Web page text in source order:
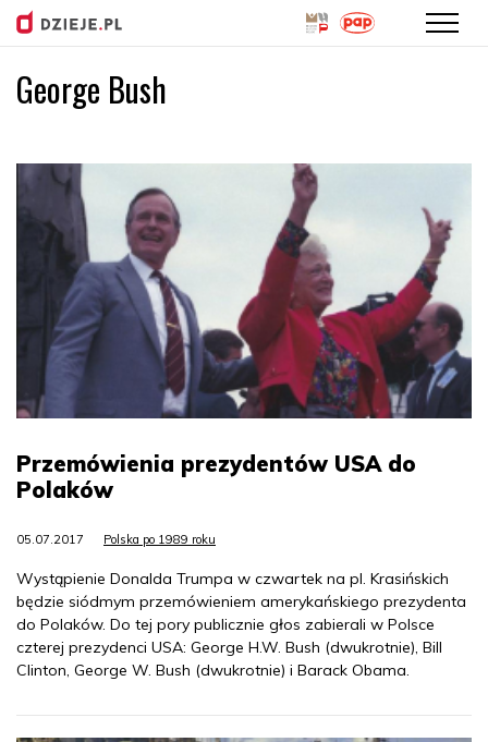
George Bush
Przemówienia prezydentów USA do
Polaków
05.07.2017 Polska po 1989 roku
Wystąpienie Donalda Trumpa w czwartek na pl. Krasińskich
będzie siódmym przemówieniem amerykańskiego prezydenta
do Polaków. Do tej pory publicznie głos zabierali w Polsce
czterej prezydenci USA: George H.W. Bush (dwukrotnie), Bill
Clinton, George W. Bush (dwukrotnie) i Barack Obama.